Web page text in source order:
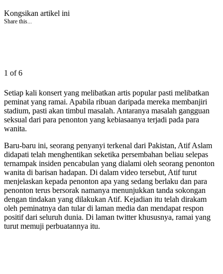
Kongsikan artikel ini
Share this...
1 of 6
Setiap kali konsert yang melibatkan artis popular pasti melibatkan
peminat yang ramai. Apabila ribuan daripada mereka membanjiri
stadium, pasti akan timbul masalah. Antaranya masalah gangguan
seksual dari para penonton yang kebiasaanya terjadi pada para
wanita.
Baru-baru ini, seorang penyanyi terkenal dari Pakistan, Atif Aslam
didapati telah menghentikan seketika persembahan beliau selepas
ternampak insiden pencabulan yang dialami oleh seorang penonton
wanita di barisan hadapan. Di dalam video tersebut, Atif turut
menjelaskan kepada penonton apa yang sedang berlaku dan para
penonton terus bersorak namanya menunjukkan tanda sokongan
dengan tindakan yang dilakukan Atif. Kejadian itu telah dirakam
oleh peminatnya dan tular di laman media dan mendapat respon
positif dari seluruh dunia. Di laman twitter khususnya, ramai yang
turut memuji perbuatannya itu.